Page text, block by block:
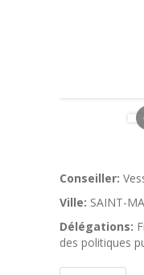
Conseiller:
Ville: SAINT-
Délégations:
des politiques